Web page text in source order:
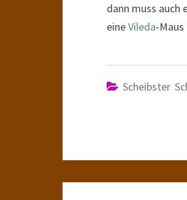
dann muss auch
eineVileda-
Scheibster